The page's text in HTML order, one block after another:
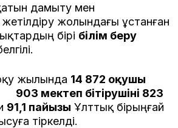
дамыту мен
жолындағы ұстанған
бірі білім беру
жылында 14 872 оқушы
903 мектеп бітірушінің 823
91,1 пайызы Ұлттық бірыңғай
тіркелді.